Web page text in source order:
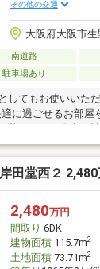
その他の交通
大阪府大阪市生
南道路
駐車場あり
してもお使いいた
に過ごせるお部屋
暮らせます〇利便
ムーズです〇1997
らせます〇4階建て
確保〇徒歩10分以
す
田堂西２
2,480万円
間取り 6DK
建物面積115.7m2
土地面積73.71m2